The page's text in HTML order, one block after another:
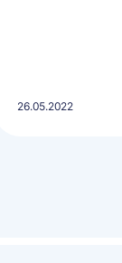
26.05.2022